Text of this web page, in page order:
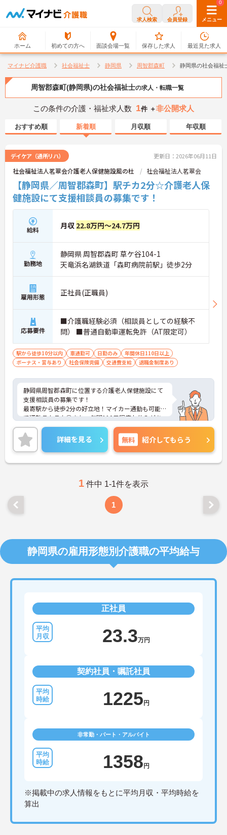
求人検索 会員登録 メニュー
ホーム 初めての方へ 面談会場一覧
0
保存した求人
0
最近見た求人
マイナビ介護職 社会福祉士 静岡県 周智郡森町 静岡県の社会福祉
周智郡森町(静岡県)の社会福祉士の求人・転職一覧
この条件の介護・福祉求人数 1件 ＋非公開求人
おすすめ順 新着順 月収順 年収順
デイケア（通所リハ） 更新日：2026年06月11日
社会福祉法人茗翠会介護老人保健施設風の杜 社会福祉法人茗翠会
【静岡県／周智郡森町】駅チカ2分☆介護老人保
健施設にて支援相談員の募集です！
給料 月収 22.8万円～24.7万円
勤務地
静岡県 周智郡森町 草ケ谷104-1
天竜浜名湖鉄道「森町病院前駅」徒歩2分
雇用形態 正社員(正職員)
応募要件
■介護職経験必須（相談員としての経験不
問） ■普通自動車運転免許（AT限定可）
駅から徒歩10分以内 車通勤可 日勤のみ
年間休日110日以上
ボーナス・賞与あり
社会保険完備 交通費支給 退職金制度あり
静岡県周智郡森町に位置する介護老人保健施設にて
支援相談員の募集です！
最寄駅から徒歩2分の好立地！マイカー通勤も可能
で通勤ラクラク◎また、年間110日程度お休みがあ
り、ご家庭やプライベートと両立できる環境です♪
ご興味のある方には、面接対策ポイントなど、さら
に詳細をご案内しますのでお気軽にご相談くださ
い！
詳細を見る 無料 紹介してもらう
1 件中 1-1件を表示
1
静岡県の雇用形態別介護職の平均給与
正社員
23.3万円
契約社員・嘱託社員
1225 円
非常勤・パート・アルバイト
1358 円
※掲載中の求人情報をもとに平均月収・平均時給を
算出